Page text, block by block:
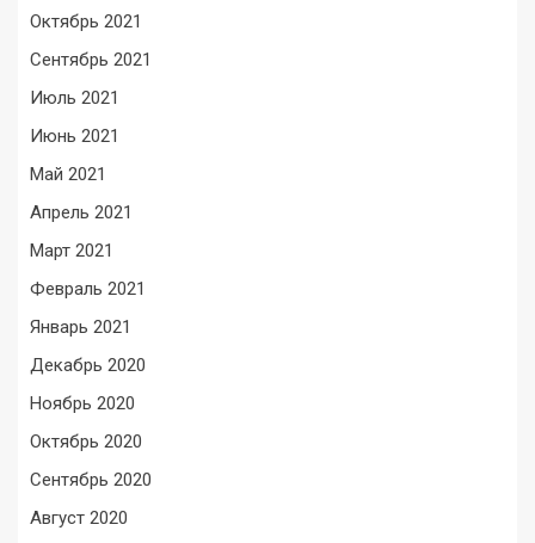
Октябрь 2021
Сентябрь 2021
Июль 2021
Июнь 2021
Май 2021
Апрель 2021
Март 2021
Февраль 2021
Январь 2021
Декабрь 2020
Ноябрь 2020
Октябрь 2020
Сентябрь 2020
Август 2020